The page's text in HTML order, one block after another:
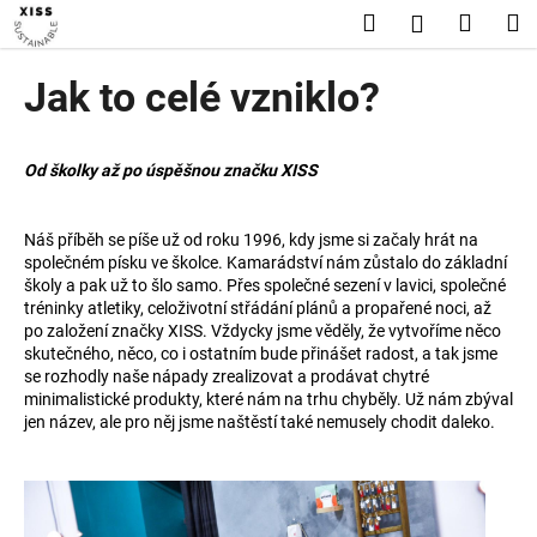
Přejít
na
obsah
HledatPřihlášení
Jak to celé vzniklo?
Od školky až po úspěšnou značku XISS
Náš příběh se píše už od roku 1996, kdy jsme si začaly hrát na
společném písku ve školce. Kamarádství nám zůstalo do základní
školy a pak už to šlo samo. Přes společné sezení v lavici, společné
tréninky atletiky, celoživotní střádání plánů a propařené noci, až
po založení značky XISS. Vždycky jsme věděly, že vytvoříme něco
skutečného, něco, co i ostatním bude přinášet radost, a tak jsme
se rozhodly naše nápady zrealizovat a prodávat chytré
minimalistické produkty, které nám na trhu chyběly. Už nám zbýval
jen název, ale pro něj jsme naštěstí také nemusely chodit daleko.
K
o
o
o
t
ř
e
b
u
j
t